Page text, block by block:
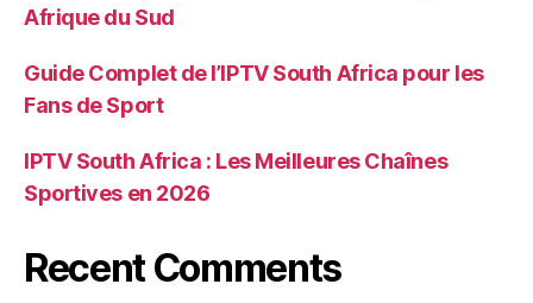
Afrique du Sud
Guide Complet de l’IPTV South Africa pour les
Fans de Sport
IPTV South Africa : Les Meilleures Chaînes
Sportives en 2026
Recent Comments